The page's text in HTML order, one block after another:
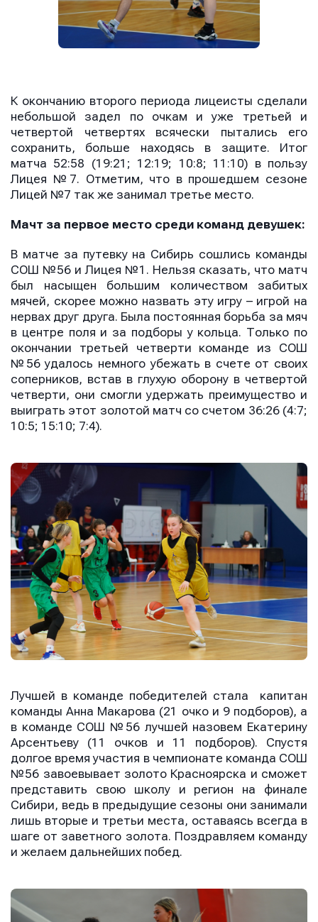
К окончанию второго периода лицеисты сделали
небольшой задел по очкам и уже третьей и
четвертой четвертях всячески пытались его
сохранить, больше находясь в защите. Итог
матча 52:58 (19:21; 12:19; 10:8; 11:10) в пользу
Лицея №7. Отметим, что в прошедшем сезоне
Лицей №7 так же занимал третье место.
Мачт за первое место среди команд девушек:
В матче за путевку на Сибирь сошлись команды
СОШ №56 и Лицея №1. Нельзя сказать, что матч
был насыщен большим количеством забитых
мячей, скорее можно назвать эту игру – игрой на
нервах друг друга. Была постоянная борьба за мяч
в центре поля и за подборы у кольца. Только по
окончании третьей четверти команде из СОШ
№56 удалось немного убежать в счете от своих
соперников, встав в глухую оборону в четвертой
четверти, они смогли удержать преимущество и
выиграть этот золотой матч со счетом 36:26 (4:7;
10:5; 15:10; 7:4).
Лучшей в команде победителей стала капитан
команды Анна Макарова (21 очко и 9 подборов), а
в команде СОШ №56 лучшей назовем Екатерину
Арсентьеву (11 очков и 11 подборов). Спустя
долгое время участия в чемпионате команда СОШ
№56 завоевывает золото Красноярска и сможет
представить свою школу и регион на финале
Сибири, ведь в предыдущие сезоны они занимали
лишь вторые и третьи места, оставаясь всегда в
шаге от заветного золота. Поздравляем команду
и желаем дальнейших побед.